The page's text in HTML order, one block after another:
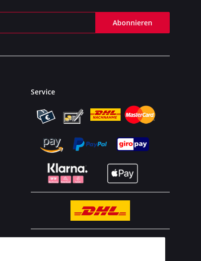
Abonnieren
Service